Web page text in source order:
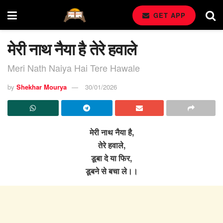
GET APP
मेरी नाथ नैया है तेरे हवाले
Meri Nath Naiya Hai Tere Hawale
by Shekhar Mourya 30/01/2026
मेरी नाथ नैया है,
तेरे हवाले,
डूबा दे या फिर,
डूबने से बचा ले।।